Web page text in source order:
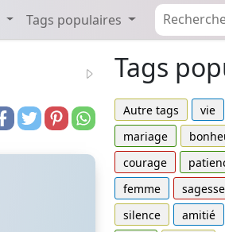
Tags populaires
Tags
Autre tags vie
mariage
courage
femme
sagesse
silence
amitié